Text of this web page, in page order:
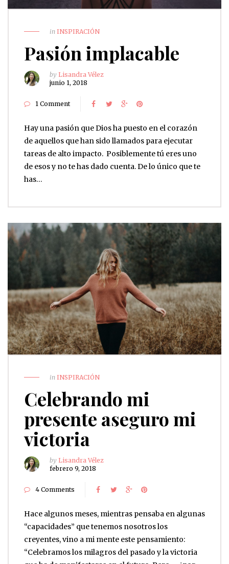
in INSPIRACIÓN
Pasión implacable
by Lisandra Vélez
junio 1, 2018
1 Comment
Hay una pasión que Dios ha puesto en el corazón
de aquellos que han sido llamados para ejecutar
tareas de alto impacto. Posiblemente tú eres uno
de esos y no te has dado cuenta. De lo único que te
has…
in INSPIRACIÓN
Celebrando mi
presente aseguro mi
victoria
by Lisandra Vélez
febrero 9, 2018
4 Comments
Hace algunos meses, mientras pensaba en algunas
“capacidades” que tenemos nosotros los
creyentes, vino a mi mente este pensamiento:
“Celebramos los milagros del pasado y la victoria